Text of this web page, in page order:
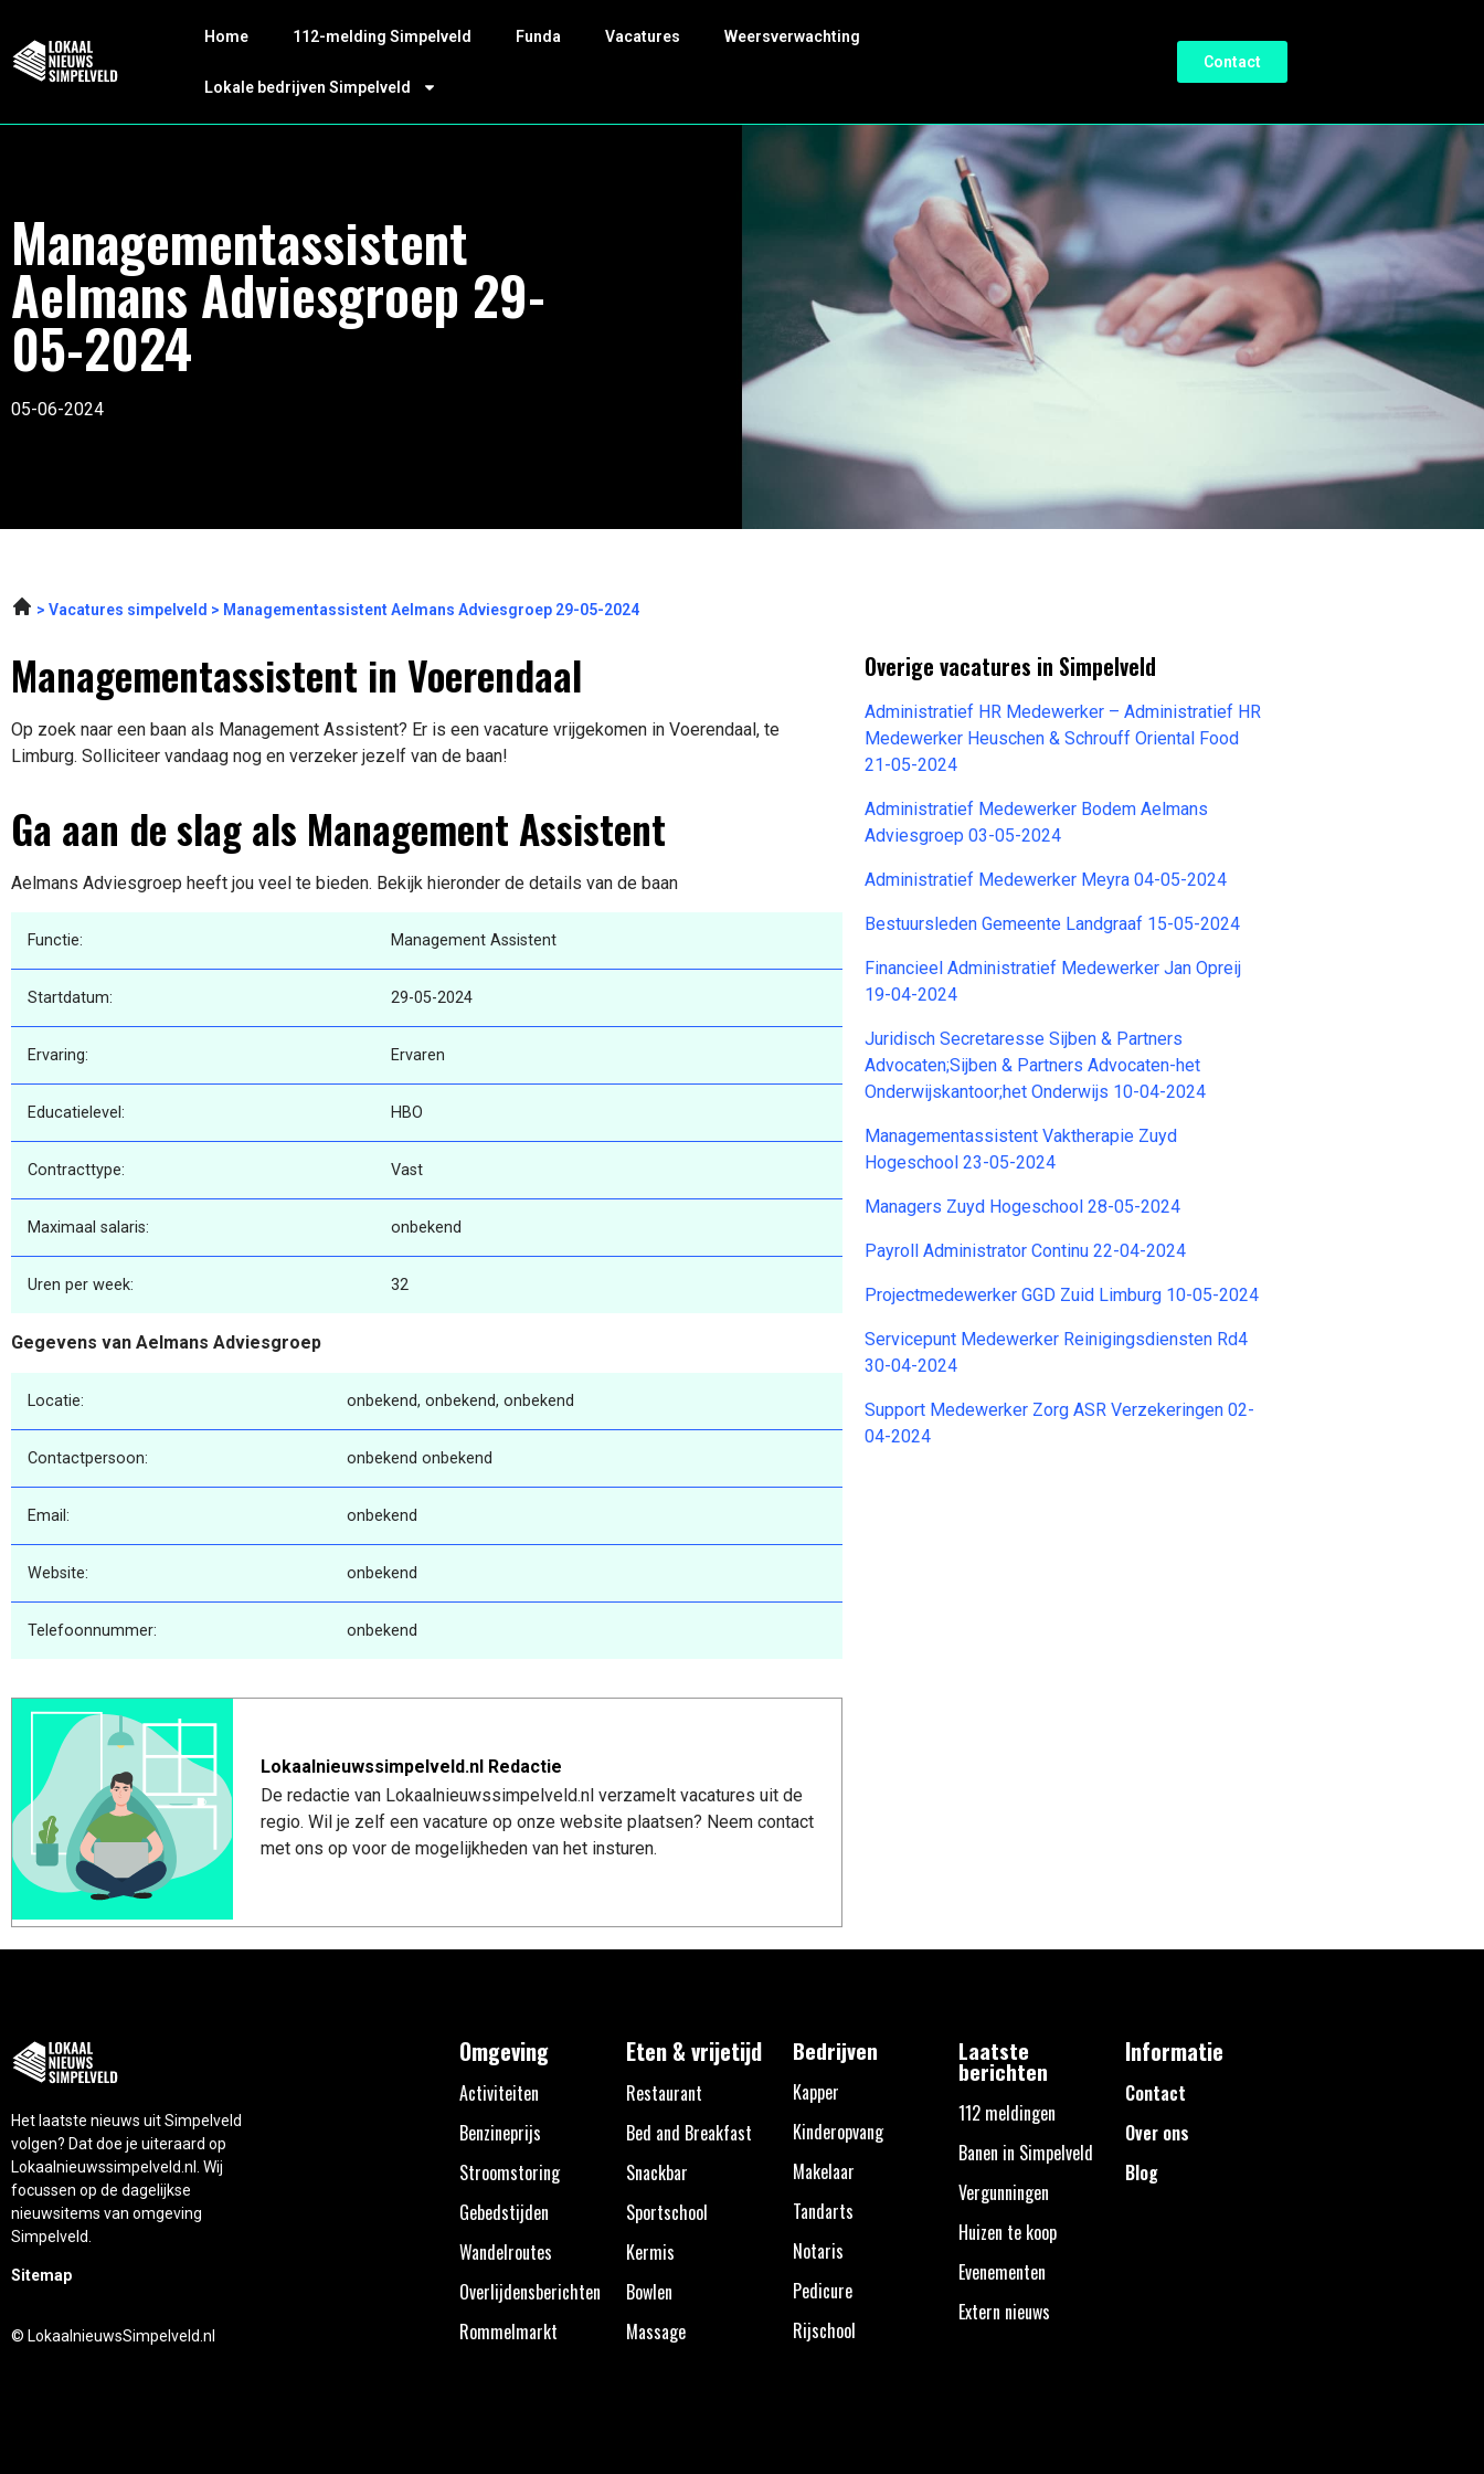
Home 112-melding Simpelveld Funda Vacatures Weersverwachting
Lokale bedrijven Simpelveld
Contact
Managementassistent
Aelmans Adviesgroep 29-
05-2024
05-06-2024
Vacatures simpelveld Managementassistent Aelmans Adviesgroep 29-05-2024
Managementassistent in Voerendaal
Op zoek naar een baan als Management Assistent? Er is een vacature vrijgekomen in Voerendaal, te
Limburg. Solliciteer vandaag nog en verzeker jezelf van de baan!
Ga aan de slag als Management Assistent
Aelmans Adviesgroep heeft jou veel te bieden. Bekijk hieronder de details van de baan
Functie: Management Assistent
Startdatum: 29-05-2024
Ervaring: Ervaren
Educatielevel: HBO
Contracttype: Vast
Maximaal salaris: onbekend
Uren per week: 32
Gegevens van Aelmans Adviesgroep
Locatie: onbekend, onbekend, onbekend
Contactpersoon: onbekend onbekend
Email: onbekend
Website: onbekend
Telefoonnummer: onbekend
Lokaalnieuwssimpelveld.nl Redactie
De redactie van Lokaalnieuwssimpelveld.nl verzamelt vacatures uit de
regio. Wil je zelf een vacature op onze website plaatsen? Neem contact
met ons op voor de mogelijkheden van het insturen.
Overige vacatures in Simpelveld
Administratief HR Medewerker – Administratief HR
Medewerker Heuschen & Schrouff Oriental Food
21-05-2024
Administratief Medewerker Bodem Aelmans
Adviesgroep 03-05-2024
Administratief Medewerker Meyra 04-05-2024
Bestuursleden Gemeente Landgraaf 15-05-2024
Financieel Administratief Medewerker Jan Opreij
19-04-2024
Juridisch Secretaresse Sijben & Partners
Advocaten;Sijben & Partners Advocaten-het
Onderwijskantoor;het Onderwijs 10-04-2024
Managementassistent Vaktherapie Zuyd
Hogeschool 23-05-2024
Managers Zuyd Hogeschool 28-05-2024
Payroll Administrator Continu 22-04-2024
Projectmedewerker GGD Zuid Limburg 10-05-2024
Servicepunt Medewerker Reinigingsdiensten Rd4
30-04-2024
Support Medewerker Zorg ASR Verzekeringen 02-
04-2024
Het laatste nieuws uit Simpelveld
volgen? Dat doe je uiteraard op
Lokaalnieuwssimpelveld.nl. Wij
focussen op de dagelijkse
nieuwsitems van omgeving
Simpelveld.
Sitemap
© LokaalnieuwsSimpelveld.nl
Omgeving
Activiteiten
Benzineprijs
Stroomstoring
Gebedstijden
Wandelroutes
Overlijdensberichten
Rommelmarkt
Eten & vrijetijd
Restaurant
Bed and Breakfast
Snackbar
Sportschool
Kermis
Bowlen
Massage
Bedrijven
Kapper
Kinderopvang
Makelaar
Tandarts
Notaris
Pedicure
Rijschool
Laatste
berichten
112 meldingen
Banen in Simpelveld
Vergunningen
Huizen te koop
Evenementen
Extern nieuws
Informatie
Contact
Over ons
Blog